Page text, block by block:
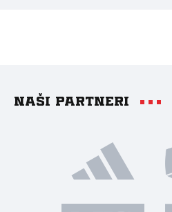
Naši partneri